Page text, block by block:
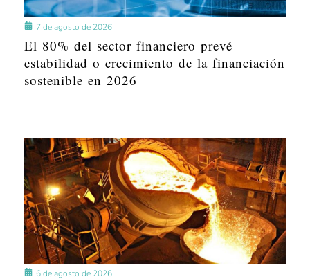
7 de agosto de 2026
El 80% del sector financiero prevé
estabilidad o crecimiento de la financiación
sostenible en 2026
6 de agosto de 2026